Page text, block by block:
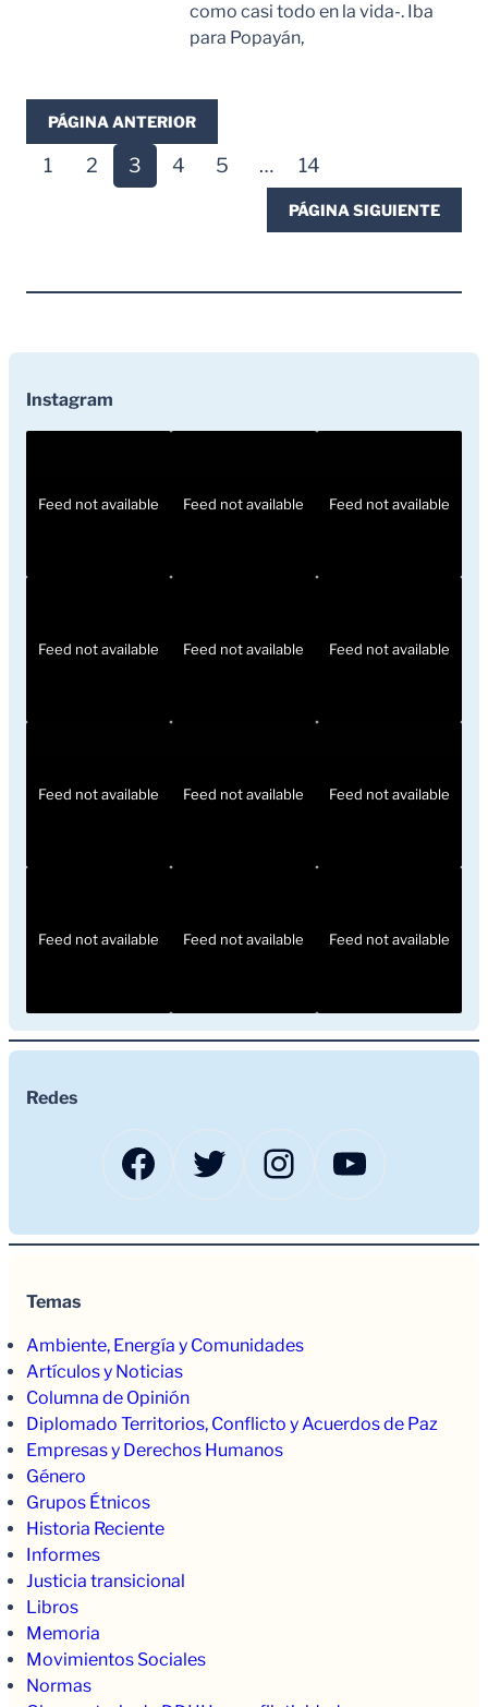
como casi todo en la vida-. Iba
para Popayán,
PÁGINA ANTERIOR
1 2 3 4 5 … 14
PÁGINA SIGUIENTE
Instagram
Feed not available Feed not available Feed not available
Feed not available Feed not available Feed not available
Feed not available Feed not available Feed not available
Feed not available Feed not available Feed not available
Redes
Facebook
TwitterInstagram
Temas
Ambiente, Energía y Comunidades
Artículos y Noticias
Columna de Opinión
Diplomado Territorios, Conflicto y Acuerdos de Paz
Empresas y Derechos Humanos
Género
Grupos Étnicos
Historia Reciente
Informes
Justicia transicional
Libros
Memoria
Movimientos Sociales
Normas